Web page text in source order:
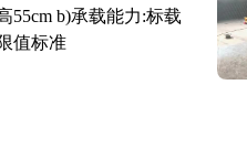
55cm b)承载能力:标载
值标准